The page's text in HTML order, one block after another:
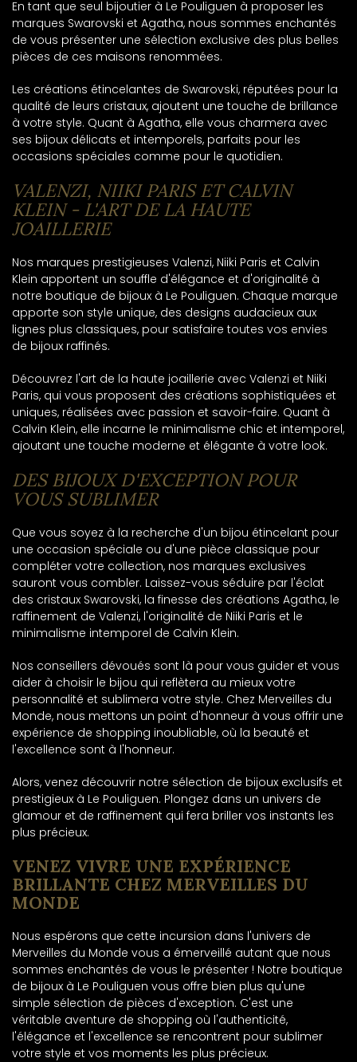
En tant que seul bijoutier à Le Pouliguen à proposer les
marques Swarovski et Agatha, nous sommes enchantés
de vous présenter une sélection exclusive des plus belles
pièces de ces maisons renommées.
Les créations étincelantes de Swarovski, réputées pour la
qualité de leurs cristaux, ajoutent une touche de brillance
à votre style. Quant à Agatha, elle vous charmera avec
ses bijoux délicats et intemporels, parfaits pour les
occasions spéciales comme pour le quotidien.
VALENZI, NIIKI PARIS ET CALVIN
KLEIN - L'ART DE LA HAUTE
JOAILLERIE
Nos marques prestigieuses Valenzi, Niiki Paris et Calvin
Klein apportent un souffle d'élégance et d'originalité à
notre boutique de bijoux à Le Pouliguen. Chaque marque
apporte son style unique, des designs audacieux aux
lignes plus classiques, pour satisfaire toutes vos envies
de bijoux raffinés.
Découvrez l'art de la haute joaillerie avec Valenzi et Niiki
Paris, qui vous proposent des créations sophistiquées et
uniques, réalisées avec passion et savoir-faire. Quant à
Calvin Klein, elle incarne le minimalisme chic et intemporel,
ajoutant une touche moderne et élégante à votre look.
DES BIJOUX D'EXCEPTION POUR
VOUS SUBLIMER
Que vous soyez à la recherche d'un bijou étincelant pour
une occasion spéciale ou d'une pièce classique pour
compléter votre collection, nos marques exclusives
sauront vous combler. Laissez-vous séduire par l'éclat
des cristaux Swarovski, la finesse des créations Agatha, le
raffinement de Valenzi, l'originalité de Niiki Paris et le
minimalisme intemporel de Calvin Klein.
Nos conseillers dévoués sont là pour vous guider et vous
aider à choisir le bijou qui reflètera au mieux votre
personnalité et sublimera votre style. Chez Merveilles du
Monde, nous mettons un point d'honneur à vous offrir une
expérience de shopping inoubliable, où la beauté et
l'excellence sont à l'honneur.
Alors, venez découvrir notre sélection de bijoux exclusifs et
prestigieux à Le Pouliguen. Plongez dans un univers de
glamour et de raffinement qui fera briller vos instants les
plus précieux.
VENEZ VIVRE UNE EXPÉRIENCE
BRILLANTE CHEZ MERVEILLES DU
MONDE
Nous espérons que cette incursion dans l'univers de
Merveilles du Monde vous a émerveillé autant que nous
sommes enchantés de vous le présenter ! Notre boutique
de bijoux à Le Pouliguen vous offre bien plus qu'une
simple sélection de pièces d'exception. C'est une
véritable aventure de shopping où l'authenticité,
l'élégance et l'excellence se rencontrent pour sublimer
votre style et vos moments les plus précieux.